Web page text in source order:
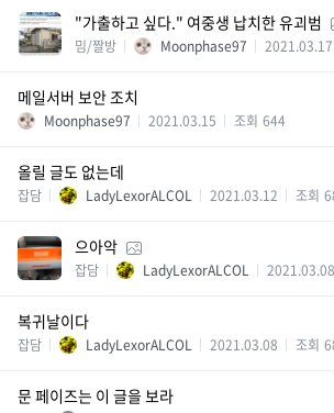
"가출하고 싶다." 여중생 납치한 유괴범
밈/짤방 Moonphase97 2021.03.17
메일서버 보안 조치
Moonphase97 2021.03.15 조회 644
올릴 글도 없는데
잡담 LadyLexorALCOL 2021.03.12 조회
으아악
잡담 LadyLexorALCOL 2021.03.08
복귀날이다
잡담 LadyLexorALCOL 2021.03.08 조회
문 페이즈는 이 글을 보라